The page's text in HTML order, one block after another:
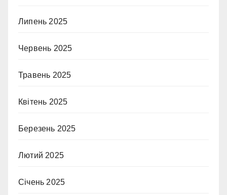
Липень 2025
Червень 2025
Травень 2025
Квітень 2025
Березень 2025
Лютий 2025
Січень 2025